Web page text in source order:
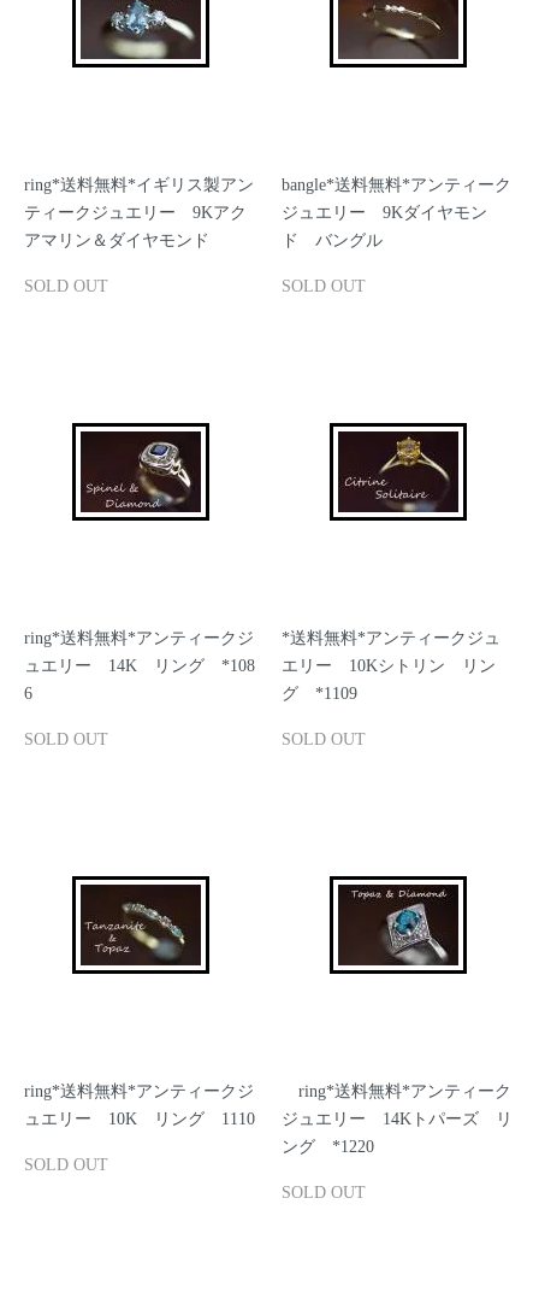
ring*送料無料*イギリス製アン
ティークジュエリー 9Kアク
アマリン＆ダイヤモンド
SOLD OUT
bangle*送料無料*アンティーク
ジュエリー 9Kダイヤモン
ド バングル
SOLD OUT
ring*送料無料*アンティークジ
ュエリー 14K リング *108
6
SOLD OUT
*送料無料*アンティークジュ
エリー 10Kシトリン リン
グ *1109
SOLD OUT
ring*送料無料*アンティークジ
ュエリー 10K リング 1110
SOLD OUT
ring*送料無料*アンティーク
ジュエリー 14Kトパーズ リ
ング *1220
SOLD OUT